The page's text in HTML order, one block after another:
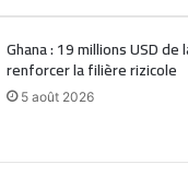
Ghana : 19 millions USD de
renforcer la filière rizicole
5 août 2026